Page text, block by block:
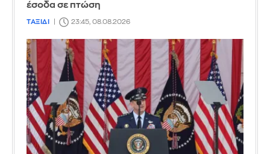
έσοδα σε πτώση
ΤΑΞΙΔΙ 23:45, 08.08.2026